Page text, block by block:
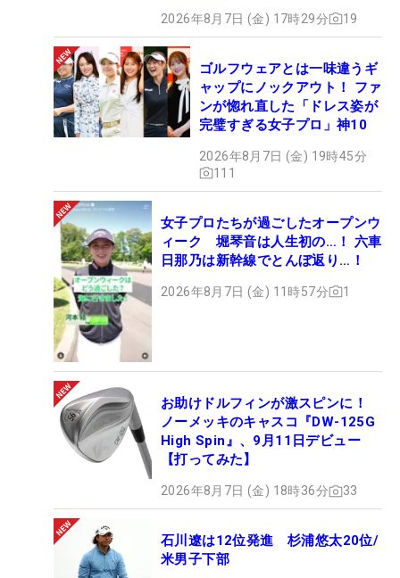
2026年8月7日 (金) 17時29分 19
ゴルフウェアとは一味違うギ
ャップにノックアウト！ ファ
ンが惚れ直した「ドレス姿が
完璧すぎる女子プロ」神10
2026年8月7日 (金) 19時45分
111
女子プロたちが過ごしたオープンウ
ィーク 堀琴音は人生初の…！ 六車
日那乃は新幹線でとんぼ返り…！
2026年8月7日 (金) 11時57分 1
お助けドルフィンが激スピンに！
ノーメッキのキャスコ『DW-125G
High Spin』、9月11日デビュー
【打ってみた】
2026年8月7日 (金) 18時36分 33
石川遼は12位発進 杉浦悠太20位/
米男子下部